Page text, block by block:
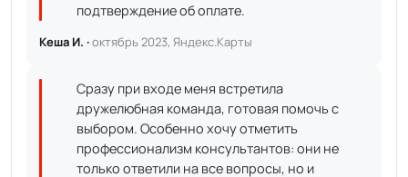
подтверждение об оплате.
Кеша И. ·октябрь 2023, Яндекс.Карты
Сразу при входе меня встретила
дружелюбная команда, готовая помочь с
выбором. Особенно хочу отметить
профессионализм консультантов: они не
только ответили на все вопросы, но и